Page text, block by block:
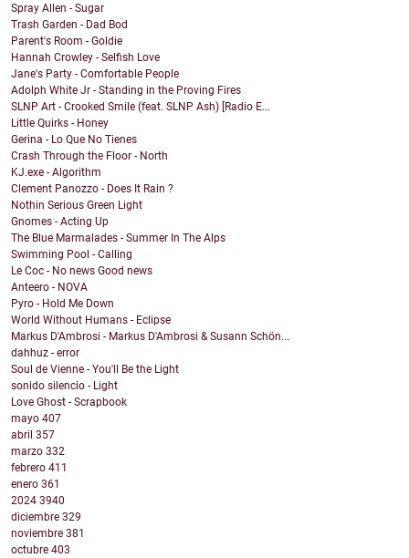
Spray Allen - Sugar
Trash Garden - Dad Bod
Parent's Room - Goldie
Hannah Crowley - Selfish Love
Jane's Party - Comfortable People
Adolph White Jr - Standing in the Proving Fires
SLNP Art - Crooked Smile (feat. SLNP Ash) [Radio E...
Little Quirks - Honey
Gerina - Lo Que No Tienes
Crash Through the Floor - North
KJ.exe - Algorithm
Clement Panozzo - Does It Rain ?
Nothin Serious Green Light
Gnomes - Acting Up
The Blue Marmalades - Summer In The Alps
Swimming Pool - Calling
Le Coc - No news Good news
Anteero - NOVA
Pyro - Hold Me Down
World Without Humans - Eclipse
Markus D'Ambrosi - Markus D'Ambrosi & Susann Schön...
dahhuz - error
Soul de Vienne - You'll Be the Light
sonido silencio - Light
Love Ghost - Scrapbook
mayo 407
abril 357
marzo 332
febrero 411
enero 361
2024 3940
diciembre 329
noviembre 381
octubre 403